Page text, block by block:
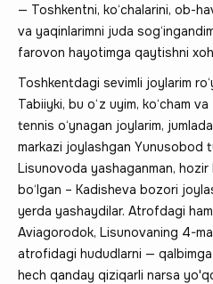
— Toshkentni, ko‘chalarini, ob-
va yaqinlarimni juda
farovon hayotimga qaytishni
Toshkentdagi sevimli joylarim
Tabiiyki, bu o‘z uyim, ko‘cham
tennis o‘ynagan joylarim,
markazi joylashgan Yunusobod
Lisunovoda yashaganman, hozir
bo‘lgan – Kadisheva bozori
yerda yashaydilar. Atrofdagi
Aviagorodok, Lisunovaning 4-
atrofidagi hududlarni —
hech qanday qiziqarli narsa